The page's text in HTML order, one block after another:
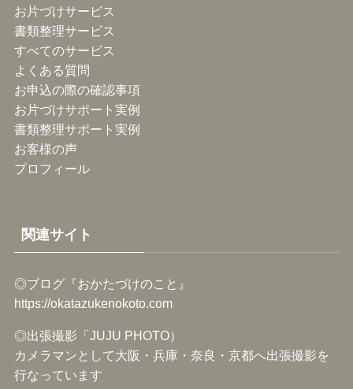
お片づけサービス
書類整理サービス
すべてのサービス
よくある質問
お申込の際の確認事項
お片づけサポート実例
書類整理サポート実例
お客様の声
プロフィール
関連サイト
◎ブログ『おかたづけのこと』
https://okatazukenokoto.com
◎出張撮影「JUJU PHOTO）
カメラマンとして大阪・兵庫・奈良・京都へ出張撮影を
行なっています